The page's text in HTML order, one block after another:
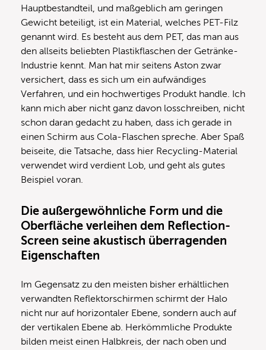
Hauptbestandteil, und maßgeblich am geringen
Gewicht beteiligt, ist ein Material, welches PET-Filz
genannt wird. Es besteht aus dem PET, das man aus
den allseits beliebten Plastikflaschen der Getränke-
Industrie kennt. Man hat mir seitens Aston zwar
versichert, dass es sich um ein aufwändiges
Verfahren, und ein hochwertiges Produkt handle. Ich
kann mich aber nicht ganz davon losschreiben, nicht
schon daran gedacht zu haben, dass ich gerade in
einen Schirm aus Cola-Flaschen spreche. Aber Spaß
beiseite, die Tatsache, dass hier Recycling-Material
verwendet wird verdient Lob, und geht als gutes
Beispiel voran.
Die außergewöhnliche Form und die
Oberfläche verleihen dem Reflection-
Screen seine akustisch überragenden
Eigenschaften
Im Gegensatz zu den meisten bisher erhältlichen
verwandten Reflektorschirmen schirmt der Halo
nicht nur auf horizontaler Ebene, sondern auch auf
der vertikalen Ebene ab. Herkömmliche Produkte
bilden meist einen Halbkreis, der nach oben und